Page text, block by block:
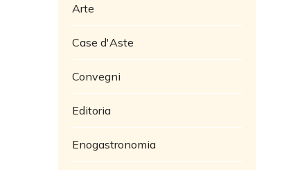
Arte
Case d'Aste
Convegni
Editoria
Enogastronomia